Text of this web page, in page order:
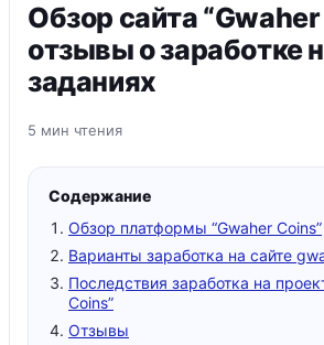
Обзор сайта
отзывы о заработке
заданиях
5 мин чтения
Содержание
Обзор платформы “Gwaher Coins”
Варианты заработка на сайте
Последствия заработка на
Coins”
Отзывы